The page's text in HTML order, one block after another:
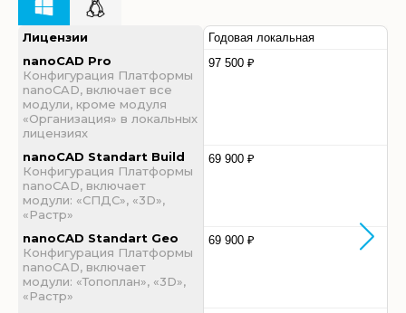
Лицензии
nanoCAD Pro
Конфигурация Платформы
nanoCAD, включает все
модули, кроме модуля
«Организация» в локальных
лицензиях
nanoCAD Standart Build
Конфигурация Платформы
nanoCAD, включает
модули: «СПДС», «3D»,
«Растр»
nanoCAD Standart Geo
Конфигурация Платформы
nanoCAD, включает
модули: «Топоплан», «3D»,
«Растр»
Годовая локальная
97 500 ₽
69 900 ₽
69 900 ₽